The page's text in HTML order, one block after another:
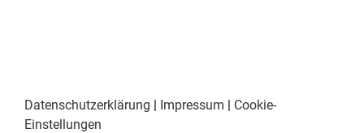
Datenschutzerklärung | Impressum | Cookie-
Einstellungen